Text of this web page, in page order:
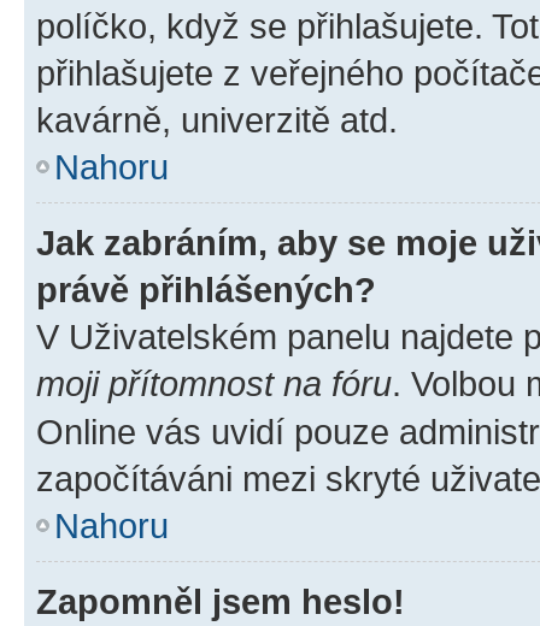
políčko, když se přihlašujete.
přihlašujete z veřejného
kavárně, univerzitě atd.
Nahoru
Jak zabráním, aby se moje
právě přihlášených?
V Uživatelském panelu najdete
moji přítomnost na fóru. Volbou
Online vás uvidí pouze
započítáváni mezi skryté
Nahoru
Zapomněl jsem heslo!